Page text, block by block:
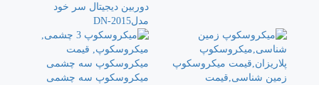
دوربین دیجیتال سر خود
مدل2015-DN
میکروسکوپ سه چشمی